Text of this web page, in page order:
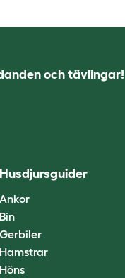
och tävlingar!
Husdjursguider
Ankor
Bin
Gerbiler
Hamstrar
Höns